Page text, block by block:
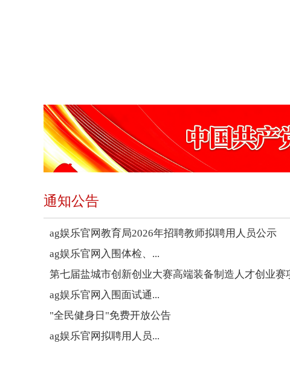
通知公告
ag娱乐官网教育局2026年招聘教师拟聘用人员公示
ag娱乐官网入围体检、...
第七届盐城市创新创业大赛高端装备制造人才创业赛
ag娱乐官网入围面试通...
"全民健身日"免费开放公告
ag娱乐官网拟聘用人员...